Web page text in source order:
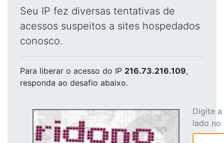
Seu IP fez diversas tentativas de
acessos suspeitos a sites hospedados
conosco.
Para liberar o acesso do IP 216.73.216.109,
responda ao desafio abaixo.
Digite
lado no